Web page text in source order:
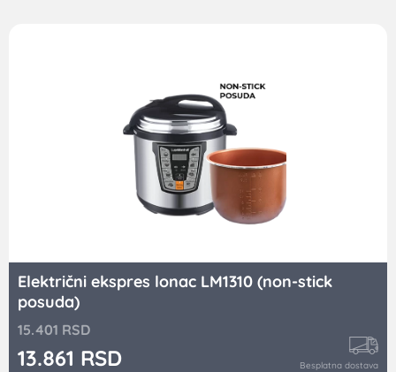
Električni ekspres lonac LM1310 (non-stick
posuda)
15.401 RSD
13.861 RSD Besplatna dostava